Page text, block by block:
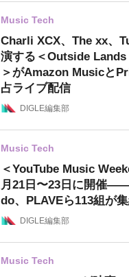
Music Tech
Charli XCX、The xx、
演する＜Outside
＞がAmazon Musicと
占ライブ配信
DIGLE編集部
Music Tech
＜YouTube Music
月21日〜23日に開催
do、PLAVEら113組が
DIGLE編集部
Music Tech